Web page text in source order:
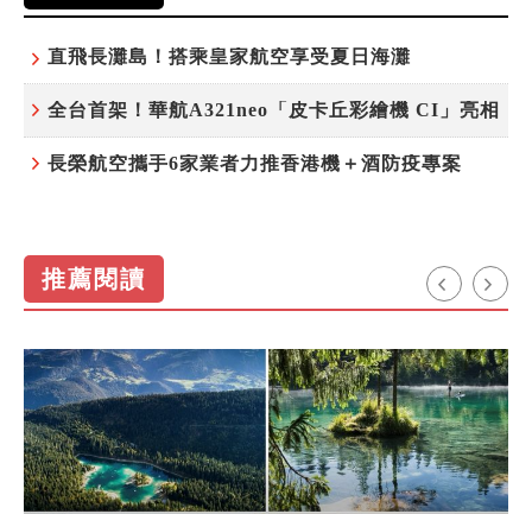
直飛長灘島！搭乘皇家航空享受夏日海灘
全台首架！華航A321neo「皮卡丘彩繪機 CI」亮相
長榮航空攜手6家業者力推香港機＋酒防疫專案
推薦閱讀